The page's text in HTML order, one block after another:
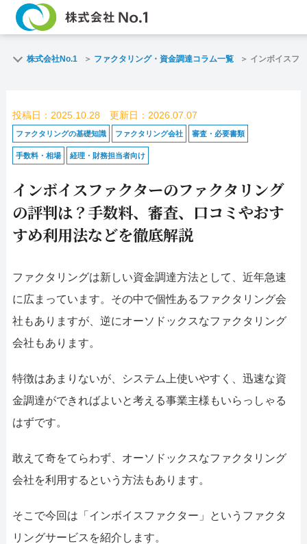
よくある質問
企業情報
名古屋支店HP 福岡支店HP
お電話で
052-414-4107
ファクタリングで即日資金調達
株式会社No.1 ファクタリング・資金調達コラム一覧 インボイスフ
投稿日：2025.10.28 更新日：2026.07.07
ファクタリングの基礎知識 ファクタリング会社 審査・必要書類
手数料・相場 経理・財務担当者向け
インボイスファクターのファクタリング
の評判は？手数料、審査、口コミやおす
すめ利用法などを徹底解説
ファクタリングは新しい資金調達方法として、近年急速
に広まっています。その中で個性あるファクタリング会
社もありますが、逆にオーソドックスなファクタリング
会社もあります。
特徴はあまりないが、システム上使いやすく、迅速な資
金調達ができればよいと考える事業主様もいらっしゃる
はずです。
敢えて奇をてらわず、オーソドックスなファクタリング
会社を利用するという方法もあります。
そこで今回は「インボイスファクター」というファクタ
リングサービスを紹介します。